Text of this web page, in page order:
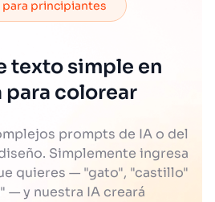
para principiantes
texto simple en
para colorear
prompts de IA o del
Simplemente ingresa
quieres — "gato", "castillo"
— y nuestra IA creará